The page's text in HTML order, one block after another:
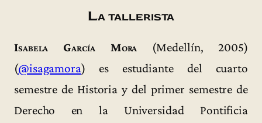
La tallerista
Isabela García Mora (Medellín, 2005)
(@isagamora) es estudiante del cuarto
semestre de Historia y del primer semestre de
Derecho en la Universidad Pontificia